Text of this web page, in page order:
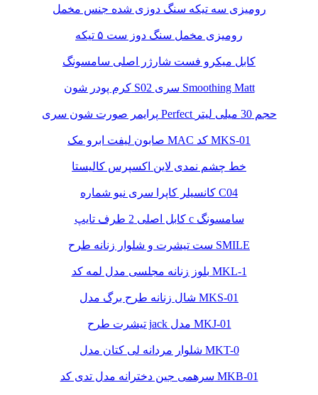
رومیزی سه تیکه سنگ دوزی شده جنس مخمل
رومیزی مخمل سنگ دوز ست ۵ تیکه
کابل میکرو فست شارژر اصلی سامسونگ
کرم پودر شون S02 سری Smoothing Matt
پرایمر صورت شون سری Perfect حجم 30 میلی لیتر
صابون لیفت ابرو مک MAC کد MKS-01
خط چشم نمدی لاین اکسپرس کالیستا
کانسیلر کاپرا سری نیو شماره C04
کابل اصلی 2 طرف تایپ c سامسونگ
ست تیشرت و شلوار زنانه طرح SMILE
بلوز زنانه مجلسی مدل لمه کد MKL-1
شال زنانه طرح برگ مدل MKS-01
تیشرت طرح jack مدل MKJ-01
شلوار مردانه لی کتان مدل MKT-0
سرهمی جین دخترانه مدل تدی کد MKB-01